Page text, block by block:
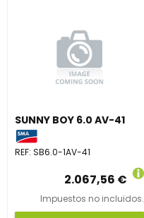
SUNNY BOY 6.0 AV-41
REF: SB6.0-1AV-41
2.067,56 €
Impuestos no incluidos.